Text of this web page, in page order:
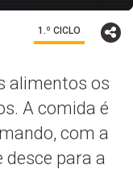
1.º CICLO
alimentos os
A comida é
com a
desce para a